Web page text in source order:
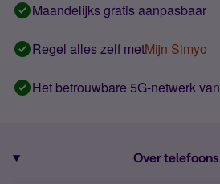
Maandelijks gratis aanpasbaar
Regel alles zelf metMijn Simyo
Het betrouwbare 5G-netwerk van
Over telefoons